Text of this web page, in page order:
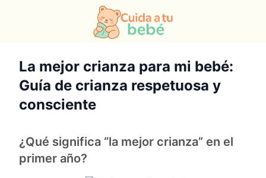
La mejor crianza para mi bebé:
Guía de crianza respetuosa y
consciente
¿Qué significa “la mejor crianza” en el
primer año?